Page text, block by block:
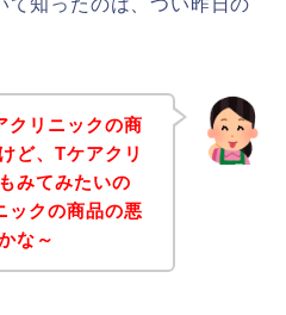
て知ったのは、つい昨日の
クリニックの商
ど、Tケアクリ
みてみたいの
ックの商品の悪
な～